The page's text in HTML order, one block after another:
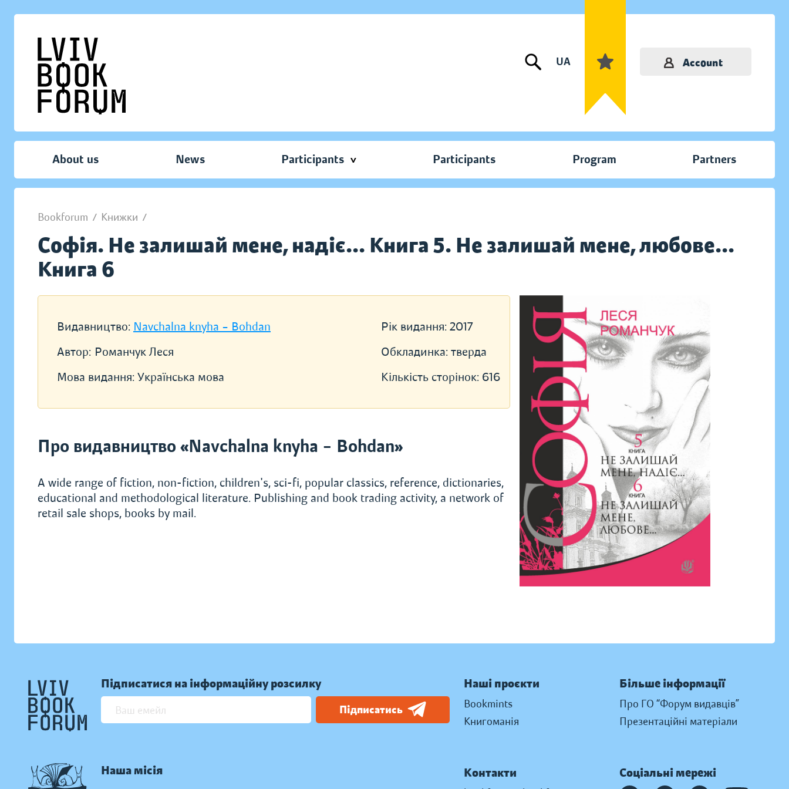
UA Account
About us News Participants Participants Program Partners
Bookforum / Книжки /
Софія. Не залишай мене, надіє... Книга 5. Не залишай мене, любове...
Книга 6
Видавництво: Navchalna knyha – Bohdan
Автор: Романчук Леся
Мова видання: Українська мова
Рік видання: 2017
Обкладинка: тверда
Кількість сторінок: 616
Про видавництво «Navchalna knyha – Bohdan»
A wide range of fiction, non-fiction, children's, sci-fi, popular classics, reference, dictionaries,
educational and methodological literature. Publishing and book trading activity, a network of
retail sale shops, books by mail.
Підписатися на інформаційну розсилку
Підписатись
Наша місія
Наші проєкти
Bookmints
Книгоманія
Більше інформації
Про ГО “Форум видавців”
Презентаційні матеріали
Контакти Соціальні мережі